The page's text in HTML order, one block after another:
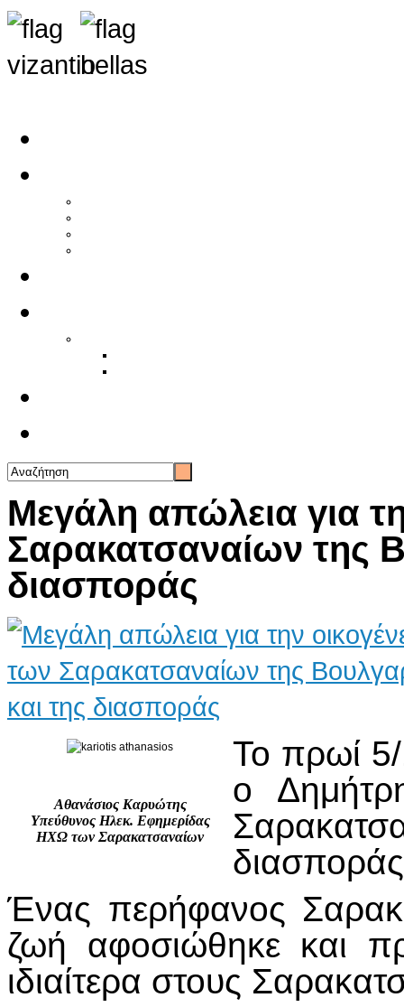
Μεγάλη απώλεια για
Σαρακατσαναίων της
διασποράς
Αθανάσιος Καρυώτης
Υπεύθυνος Ηλεκ. Εφημερίδας
ΗΧΩ των Σαρακατσαναίων
Το πρωί
ο
Ένας περήφανος
ζωή αφοσιώθηκε και
ιδιαίτερα στους